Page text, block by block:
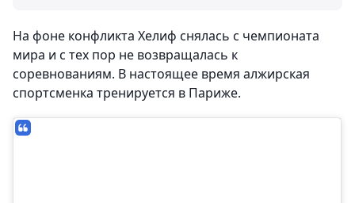
На фоне конфликта Хелиф снялась с чемпионата
мира и с тех пор не возвращалась к
соревнованиям. В настоящее время алжирская
спортсменка тренируется в Париже.